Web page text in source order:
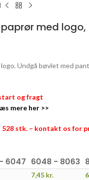
med logo,
Undgå bøvlet med
og fragt
mere her >>
stk. – kontakt os for
6047 6048 - 8063
7,45 kr.